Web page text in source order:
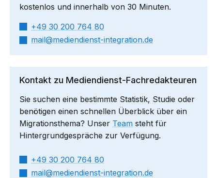
kostenlos und innerhalb von 30 Minuten.
+49 30 200 764 80
mail​
mediendienst-integration.de
Kontakt zu Mediendienst-Fachredakteuren
Sie suchen eine bestimmte Statistik, Studie oder
benötigen einen schnellen Überblick über ein
Migrationsthema? Unser Team steht für
Hintergrundgespräche zur Verfügung.
+49 30 200 764 80
mail​
mediendienst-integration.de